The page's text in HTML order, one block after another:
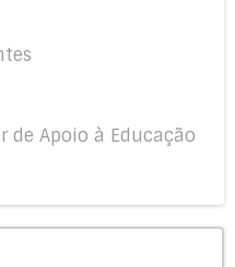
Apoio à Educação